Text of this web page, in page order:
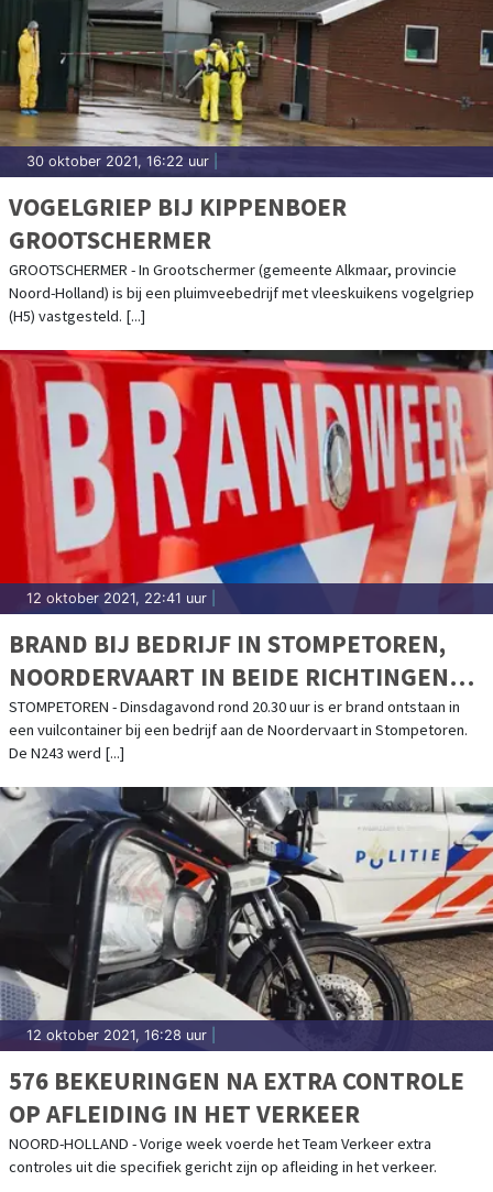
30 oktober 2021, 16:22 uur
VOGELGRIEP BIJ KIPPENBOER
GROOTSCHERMER
GROOTSCHERMER - In Grootschermer (gemeente Alkmaar, provincie
Noord-Holland) is bij een pluimveebedrijf met vleeskuikens vogelgriep
(H5) vastgesteld. [...]
12 oktober 2021, 22:41 uur
BRAND BIJ BEDRIJF IN STOMPETOREN,
NOORDERVAART IN BEIDE RICHTINGEN
AFGESLOTEN
STOMPETOREN - Dinsdagavond rond 20.30 uur is er brand ontstaan in
een vuilcontainer bij een bedrijf aan de Noordervaart in Stompetoren.
De N243 werd [...]
12 oktober 2021, 16:28 uur
576 BEKEURINGEN NA EXTRA CONTROLE
OP AFLEIDING IN HET VERKEER
NOORD-HOLLAND - Vorige week voerde het Team Verkeer extra
controles uit die specifiek gericht zijn op afleiding in het verkeer.